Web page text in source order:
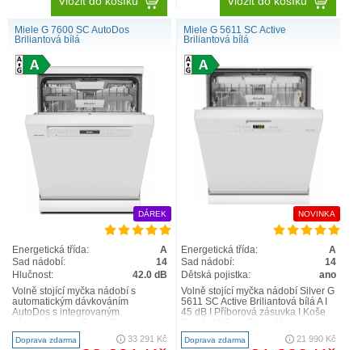
Maximální flexibilita
Vylepšili jsme příborovou zásuvku: Nyní můžete
umístit do zásuvky na příbory Vaší myčky také
drobné, nádobí, jako jsou šálky na espresso.
Příborová zásuvka
3D-MultiFlex1
se skládá ze
snížené střední a dvou bočních částí. Levou část lze
zasunout doprava, aby se v horním koši uvolnilo
místo pro vysoké sklenice na víno. Ve snížené
pravé části můžete pohodlně umístit jak velké
příbory, tak i drobné součásti nádobí.
Miele G 7600 SC AutoDos
Briliantová bílá
DÁREK
Energetická třída:
A
Sad nádobí:
14
Hlučnost:
42.0 dB
Volně stojící myčka nádobí s
automatickým dávkováním
AutoDos s integrovaným
Inovativní design a max. komfort –
příborová zá..
Doprava zdarma 33 291 Kč
Miele G 5611 SC Active
Briliantová bílá
NOVINKA
Energetická třída:
A
Sad nádobí:
14
Dětská pojistka:
ano
Volně stojící myčka nádobí Silver G
5611 SC Active Briliantová bílá A I
45 dB I Příborová zásuvka I Koše
AutoOpen n..
Doprava zdarma 21 990 Kč